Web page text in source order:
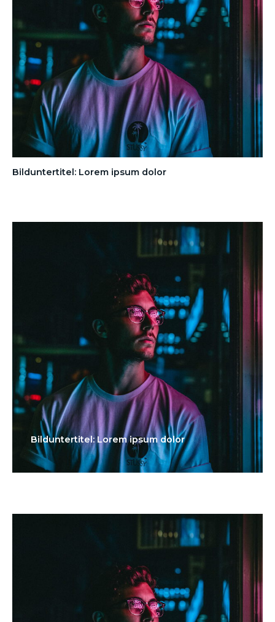
Bilduntertitel: Lorem ipsum dolor
Bilduntertitel: Lorem ipsum dolor